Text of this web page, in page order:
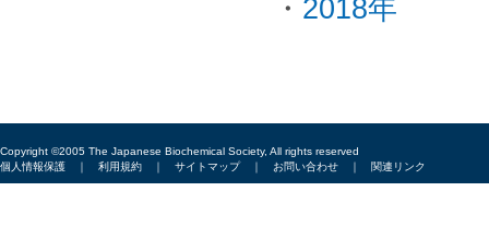
・ 2018年
Copyright ©2005 The Japanese Biochemical Society, All rights reserved
個人情報保護 ｜ 利用規約 ｜ サイトマップ｜ お問い合わせ ｜ 関連リンク